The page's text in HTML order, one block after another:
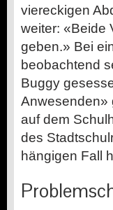
viereckigen
weiter: «Beide
geben.» Bei
beobachtend
Buggy
Anwesenden»
auf dem
des
hängigen Fall